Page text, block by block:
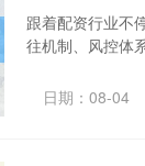
跟着配资行业不
往机制、风控体
日期：08-04